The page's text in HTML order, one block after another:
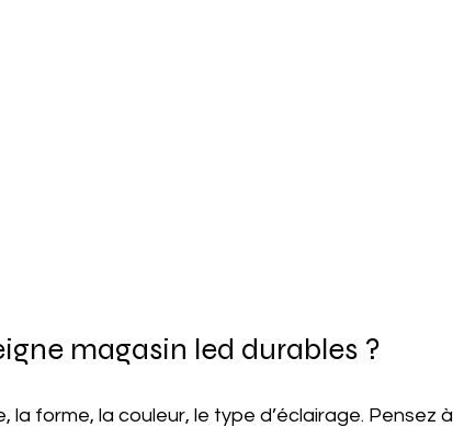
magasin led durables ?
la forme, la couleur, le type d’éclairage. Pensez à